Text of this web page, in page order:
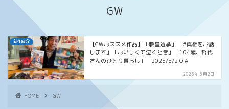
GW
新作紹介
【GWおススメ作品】「教皇選挙」「#真相をお話
します」「おいしくて泣くとき」「104歳、哲代
さんのひとり暮らし」 2025/5/2 O.A
2025年5月2日
HOME GW